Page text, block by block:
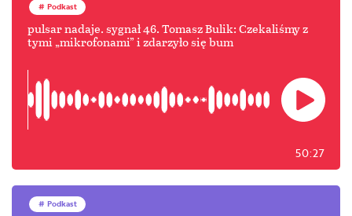
Podkast
pulsar nadaje. sygnał 46. Tomasz Bulik: Czekaliśmy z
tymi „mikrofonami” i zdarzyło się bum
50:27
Podkast